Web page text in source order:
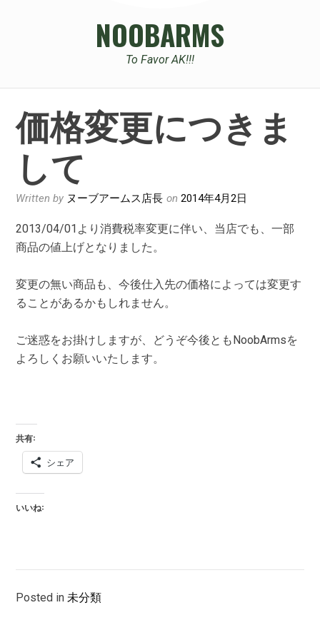
NOOBARMS
To Favor AK!!!
価格変更につきま
して
Written by ヌーブアームス店長 on2014年4月2日
2013/04/01より消費税率変更に伴い、当店でも、一部
商品の値上げとなりました。
変更の無い商品も、今後仕入先の価格によっては変更す
ることがあるかもしれません。
ご迷惑をお掛けしますが、どうぞ今後ともNoobArmsを
よろしくお願いいたします。
共有:
シェア
いいね:
Posted in 未分類